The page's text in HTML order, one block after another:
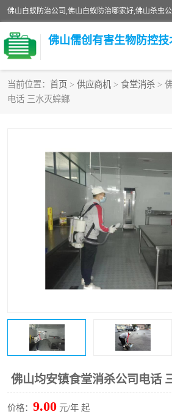
当前位置： 首页 > 供应商机 > 食堂消杀 >
电话 三水灭蟑螂
佛山均安镇食堂消杀公司电话
价格： 9.00 元/年 起
白蚁消杀
除四害
园
害虫防治